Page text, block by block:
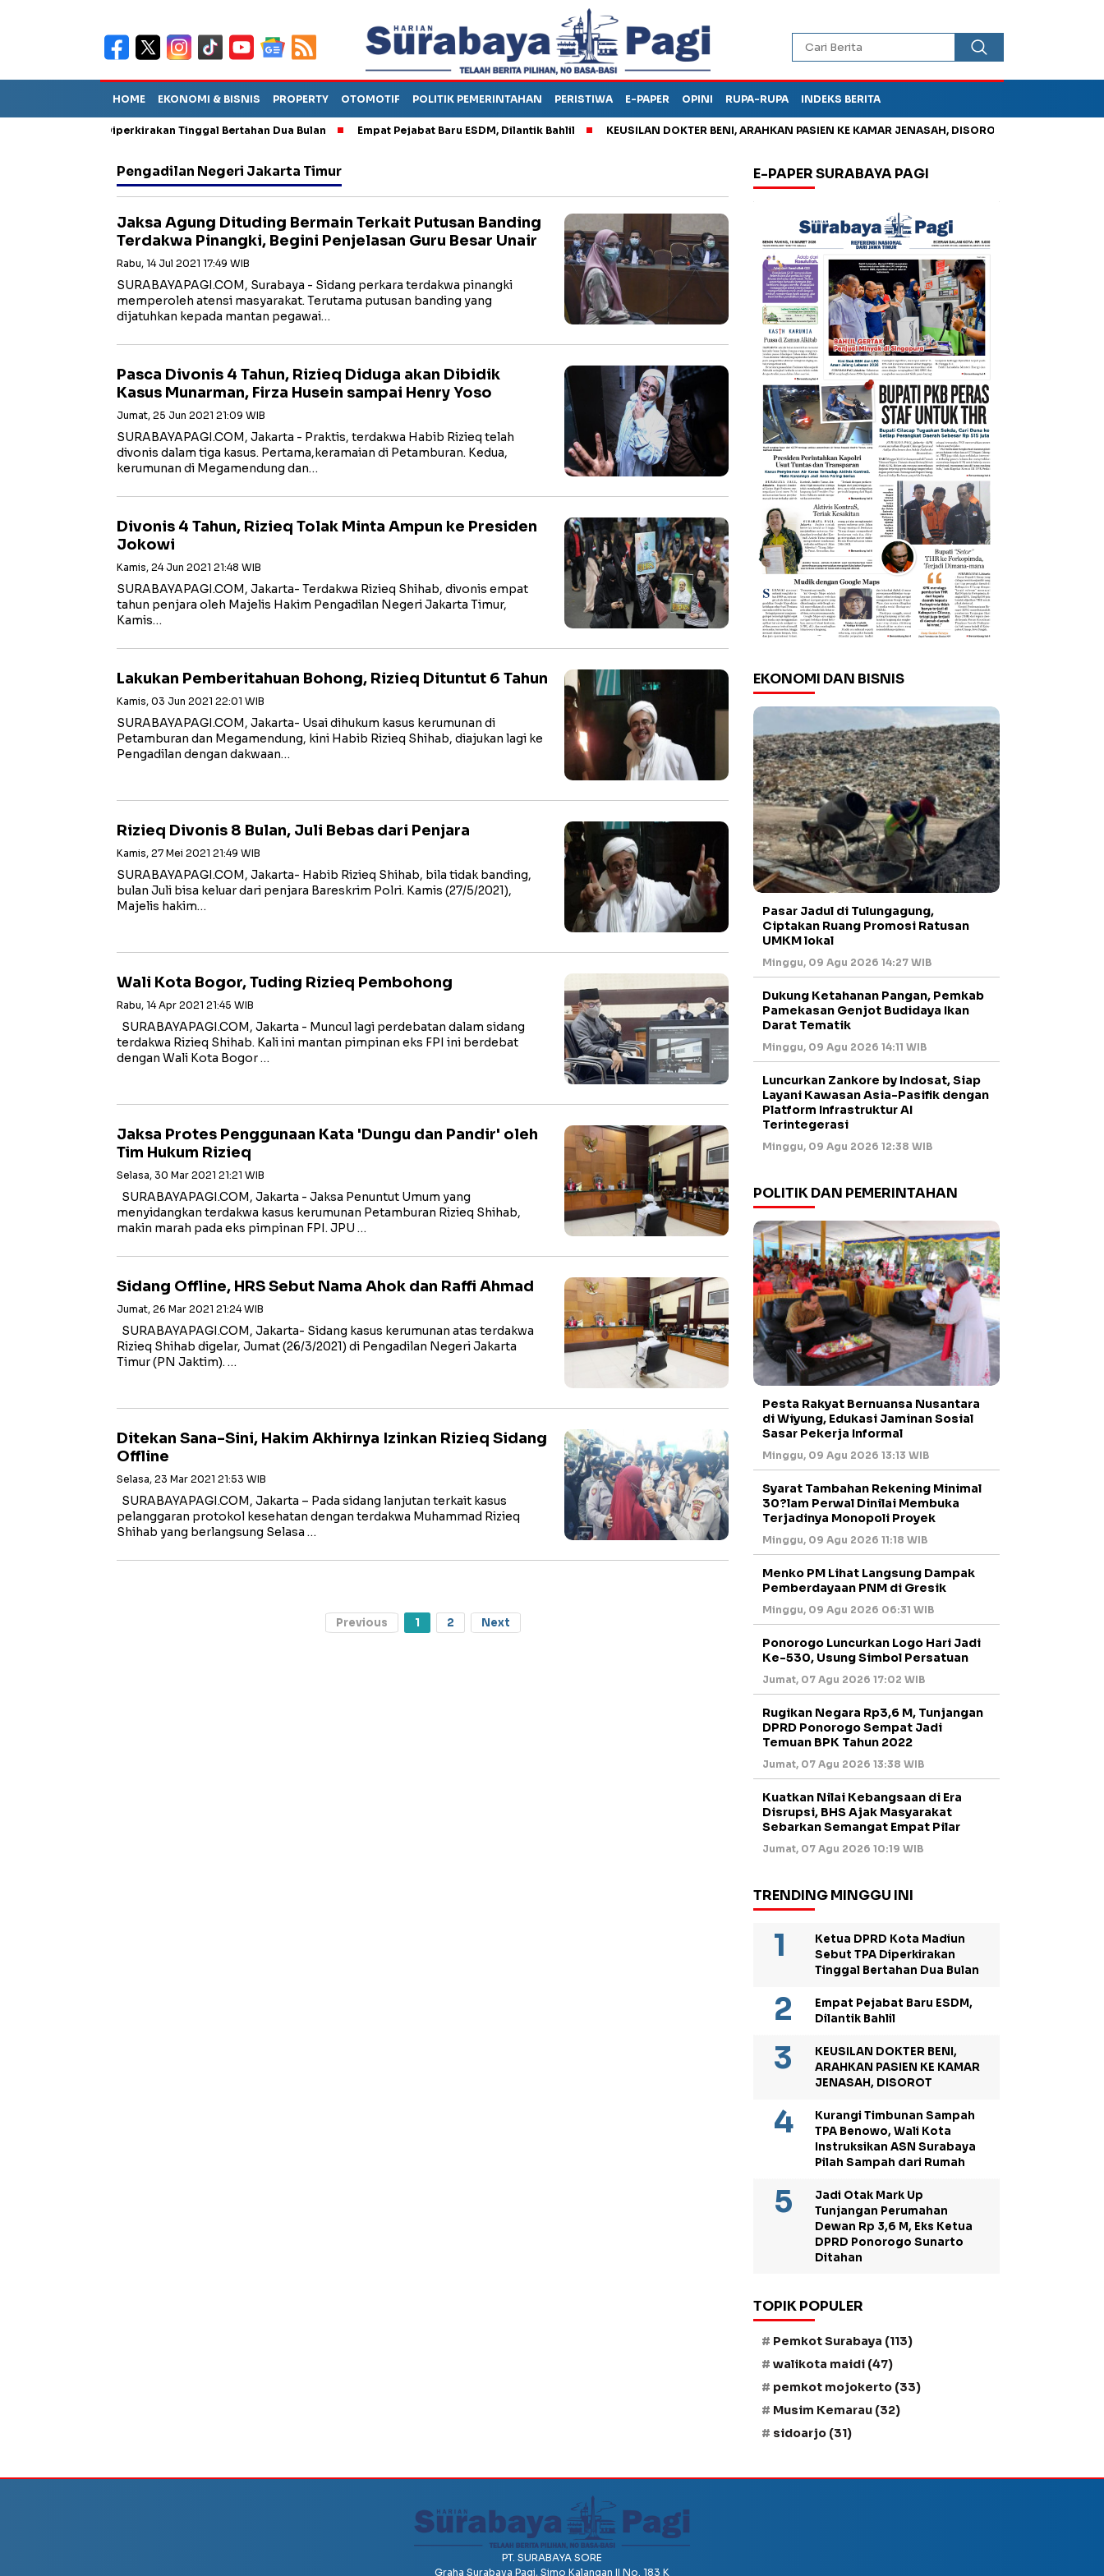
HOME EKONOMI & BISNIS PROPERTY OTOMOTIF POLITIK PEMERINTAHAN PERISTIWA E-PAPER OPINI RUPA-RUPA INDEKS BERITA
Sebut TPA Diperkirakan Tinggal Bertahan Dua Bulan Empat Pejabat Baru ESDM, Dilantik Bahlil KEUSILAN DOKTER BENI, ARAHKAN PASIEN KE KAMAR JENASAH, DISOROT
Pengadilan Negeri Jakarta Timur
Jaksa Agung Dituding Bermain Terkait Putusan Banding
Terdakwa Pinangki, Begini Penjelasan Guru Besar Unair
Rabu, 14 Jul 2021 17:49 WIB
SURABAYAPAGI.COM, Surabaya - Sidang perkara terdakwa pinangki
memperoleh atensi masyarakat. Terutama putusan banding yang
dijatuhkan kepada mantan pegawai…
Pasca Divonis 4 Tahun, Rizieq Diduga akan Dibidik
Kasus Munarman, Firza Husein sampai Henry Yoso
Jumat, 25 Jun 2021 21:09 WIB
SURABAYAPAGI.COM, Jakarta - Praktis, terdakwa Habib Rizieq telah
divonis dalam tiga kasus. Pertama,keramaian di Petamburan. Kedua,
kerumunan di Megamendung dan…
Divonis 4 Tahun, Rizieq Tolak Minta Ampun ke Presiden
Jokowi
Kamis, 24 Jun 2021 21:48 WIB
SURABAYAPAGI.COM, Jakarta- Terdakwa Rizieq Shihab, divonis empat
tahun penjara oleh Majelis Hakim Pengadilan Negeri Jakarta Timur,
Kamis…
Lakukan Pemberitahuan Bohong, Rizieq Dituntut 6 Tahun
Kamis, 03 Jun 2021 22:01 WIB
SURABAYAPAGI.COM, Jakarta- Usai dihukum kasus kerumunan di
Petamburan dan Megamendung, kini Habib Rizieq Shihab, diajukan lagi ke
Pengadilan dengan dakwaan…
Rizieq Divonis 8 Bulan, Juli Bebas dari Penjara
Kamis, 27 Mei 2021 21:49 WIB
SURABAYAPAGI.COM, Jakarta- Habib Rizieq Shihab, bila tidak banding,
bulan Juli bisa keluar dari penjara Bareskrim Polri. Kamis (27/5/2021),
Majelis hakim…
Wali Kota Bogor, Tuding Rizieq Pembohong
Rabu, 14 Apr 2021 21:45 WIB
SURABAYAPAGI.COM, Jakarta - Muncul lagi perdebatan dalam sidang
terdakwa Rizieq Shihab. Kali ini mantan pimpinan eks FPI ini berdebat
dengan Wali Kota Bogor …
Jaksa Protes Penggunaan Kata 'Dungu dan Pandir' oleh
Tim Hukum Rizieq
Selasa, 30 Mar 2021 21:21 WIB
SURABAYAPAGI.COM, Jakarta - Jaksa Penuntut Umum yang
menyidangkan terdakwa kasus kerumunan Petamburan Rizieq Shihab,
makin marah pada eks pimpinan FPI. JPU …
Sidang Offline, HRS Sebut Nama Ahok dan Raffi Ahmad
Jumat, 26 Mar 2021 21:24 WIB
SURABAYAPAGI.COM, Jakarta- Sidang kasus kerumunan atas terdakwa
Rizieq Shihab digelar, Jumat (26/3/2021) di Pengadilan Negeri Jakarta
Timur (PN Jaktim). …
Ditekan Sana-Sini, Hakim Akhirnya Izinkan Rizieq Sidang
Offline
Selasa, 23 Mar 2021 21:53 WIB
SURABAYAPAGI.COM, Jakarta – Pada sidang lanjutan terkait kasus
pelanggaran protokol kesehatan dengan terdakwa Muhammad Rizieq
Shihab yang berlangsung Selasa …
Previous 1 2 Next
E-PAPER SURABAYA PAGI
EKONOMI DAN BISNIS
Pasar Jadul di Tulungagung,
Ciptakan Ruang Promosi Ratusan
UMKM lokal
Minggu, 09 Agu 2026 14:27 WIB
Dukung Ketahanan Pangan, Pemkab
Pamekasan Genjot Budidaya Ikan
Darat Tematik
Minggu, 09 Agu 2026 14:11 WIB
Luncurkan Zankore by Indosat, Siap
Layani Kawasan Asia-Pasifik dengan
Platform Infrastruktur AI
Terintegerasi
Minggu, 09 Agu 2026 12:38 WIB
POLITIK DAN PEMERINTAHAN
Pesta Rakyat Bernuansa Nusantara
di Wiyung, Edukasi Jaminan Sosial
Sasar Pekerja Informal
Minggu, 09 Agu 2026 13:13 WIB
Syarat Tambahan Rekening Minimal
30?lam Perwal Dinilai Membuka
Terjadinya Monopoli Proyek
Minggu, 09 Agu 2026 11:18 WIB
Menko PM Lihat Langsung Dampak
Pemberdayaan PNM di Gresik
Minggu, 09 Agu 2026 06:31 WIB
Ponorogo Luncurkan Logo Hari Jadi
Ke-530, Usung Simbol Persatuan
Jumat, 07 Agu 2026 17:02 WIB
Rugikan Negara Rp3,6 M, Tunjangan
DPRD Ponorogo Sempat Jadi
Temuan BPK Tahun 2022
Jumat, 07 Agu 2026 13:38 WIB
Kuatkan Nilai Kebangsaan di Era
Disrupsi, BHS Ajak Masyarakat
Sebarkan Semangat Empat Pilar
Jumat, 07 Agu 2026 10:19 WIB
TRENDING MINGGU INI
Ketua DPRD Kota Madiun
Sebut TPA Diperkirakan
Tinggal Bertahan Dua Bulan
Empat Pejabat Baru ESDM,
Dilantik Bahlil
KEUSILAN DOKTER BENI,
ARAHKAN PASIEN KE KAMAR
JENASAH, DISOROT
Kurangi Timbunan Sampah
TPA Benowo, Wali Kota
Instruksikan ASN Surabaya
Pilah Sampah dari Rumah
Jadi Otak Mark Up
Tunjangan Perumahan
Dewan Rp 3,6 M, Eks Ketua
DPRD Ponorogo Sunarto
Ditahan
TOPIK POPULER
Pemkot Surabaya (113)
walikota maidi (47)
pemkot mojokerto (33)
Musim Kemarau (32)
sidoarjo (31)
PT. SURABAYA SORE
Graha Surabaya Pagi, Simo Kalangan II No. 183 K